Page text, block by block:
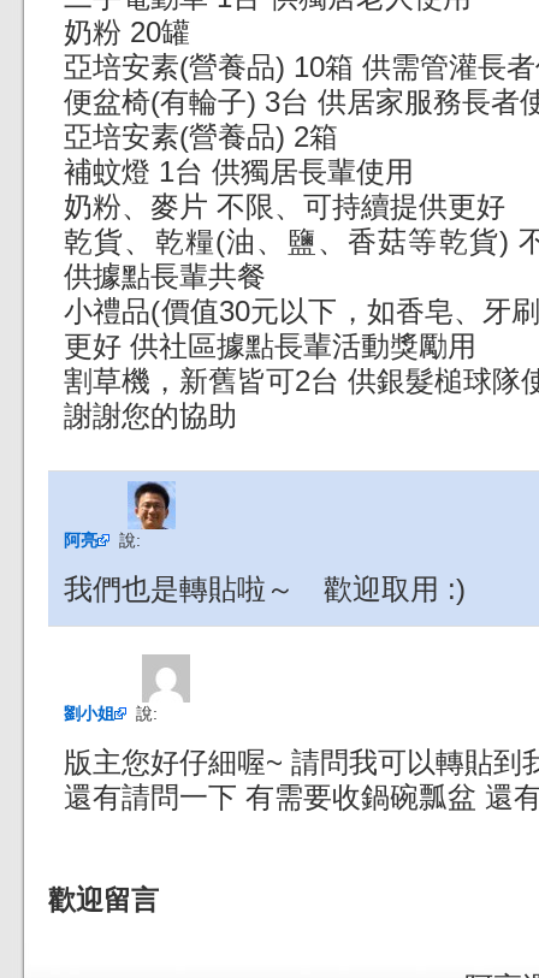
奶粉 20罐
亞培安素(營養品) 10箱 供需管灌長
便盆椅(有輪子) 3台 供居家服務長者
亞培安素(營養品) 2箱
補蚊燈 1台 供獨居長輩使用
奶粉、麥片 不限、可持續提供更好
乾貨、乾糧(油、鹽、香菇等乾貨)
供據點長輩共餐
小禮品(價值30元以下，如香皂、牙
更好 供社區據點長輩活動獎勵用
割草機，新舊皆可2台 供銀髮槌球隊
謝謝您的協助
阿亮 說:
我們也是轉貼啦～ 歡迎取用 :)
劉小姐 說:
版主您好仔細喔~ 請問我可以轉貼到
還有請問一下 有需要收鍋碗瓢盆 還
歡迎留言